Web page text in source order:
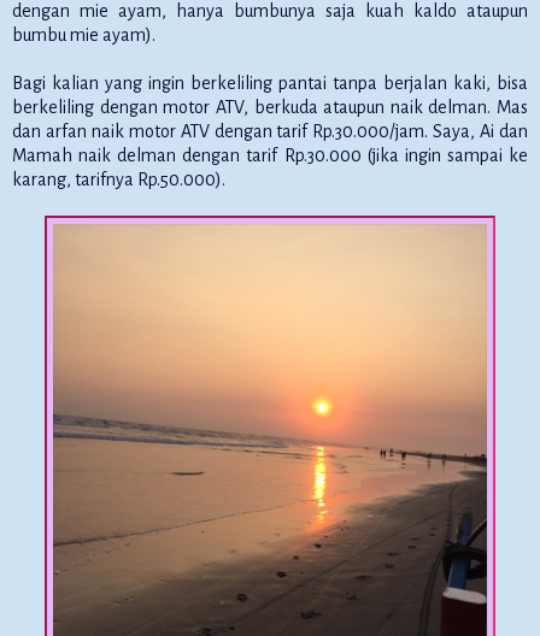
dengan mie ayam, hanya bumbunya saja kuah kaldo ataupun
bumbu mie ayam).
Bagi kalian yang ingin berkeliling pantai tanpa berjalan kaki, bisa
berkeliling dengan motor ATV, berkuda ataupun naik delman. Mas
dan arfan naik motor ATV dengan tarif Rp.30.000/jam. Saya, Ai dan
Mamah naik delman dengan tarif Rp.30.000 (jika ingin sampai ke
karang, tarifnya Rp.50.000).